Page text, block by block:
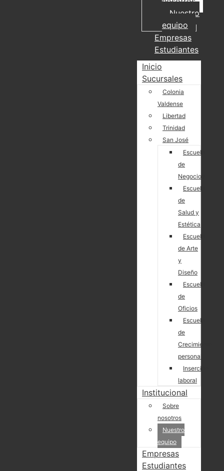
Nuestro
equipo
Empresas
Estudiantes
Inicio
Sucursales
Colonia
Valdense
Libertad
Trinidad
San José
Escuela
de
Negocios
Escuela
de
Salud y
Estética
Escuela
de Arte
y
Diseño
Escuela
de
Oficios
Escuela
de
Crecimiento
personal
Inserción
laboral
Institucional
Sobre
nosotros
Nuestro
equipo
Empresas
Estudiantes